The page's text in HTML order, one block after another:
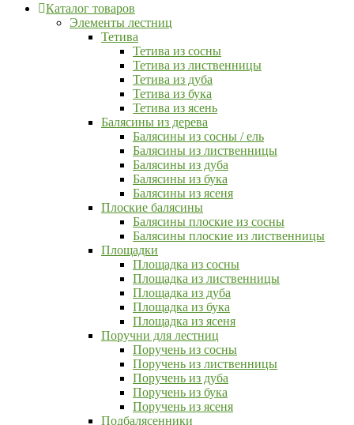
Каталог товаров
Элементы лестниц
Тетива
Тетива из сосны
Тетива из лиственницы
Тетива из дуба
Тетива из бука
Тетива из ясень
Балясины из дерева
Балясины из сосны / ель
Балясины из лиственницы
Балясины из дуба
Балясины из бука
Балясины из ясеня
Плоские балясины
Балясины плоские из сосны
Балясины плоские из лиственницы
Площадки
Площадка из сосны
Площадка из лиственницы
Площадка из дуба
Площадка из бука
Площадка из ясеня
Поручни для лестниц
Поручень из сосны
Поручень из лиственницы
Поручень из дуба
Поручень из бука
Поручень из ясеня
Подбалясенники